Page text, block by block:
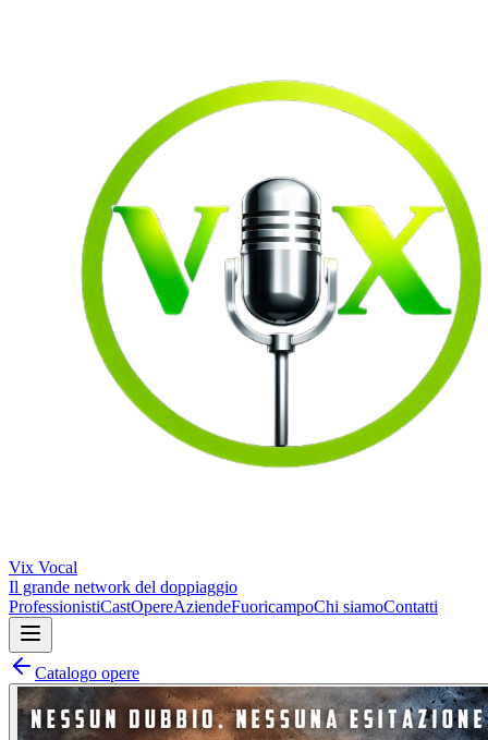
Vix Vocal
Il grande network del doppiaggio
ProfessionistiCastOpereAziendeFuoricampoChi siamoContatti
Catalogo opere